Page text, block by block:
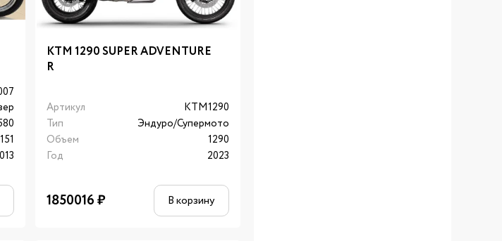
KTM 1290 SUPER ADVENTURE
R
Артикул
KTM1290
Тип
Эндуро/Супермото
Объем
1290
Год
2023
1850016₽ В корзину